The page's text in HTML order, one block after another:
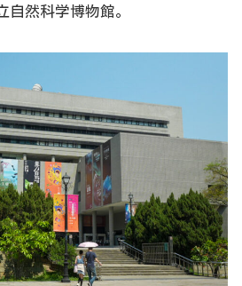
自然科学博物館。